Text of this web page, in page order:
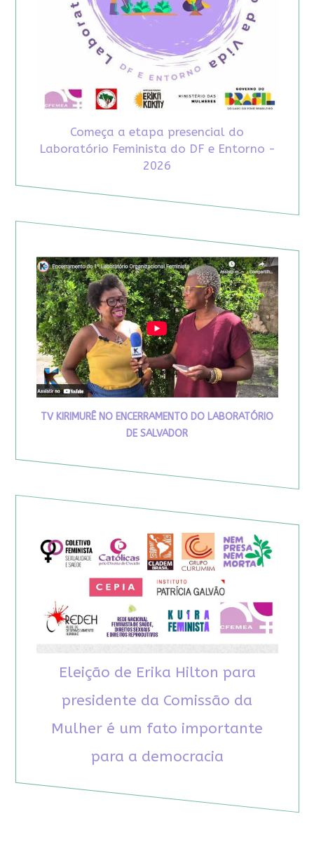
Começa a etapa presencial do
Laboratório Feminista do DF e Entorno -
2026
TV KIRIMURÊ NO ENCERRAMENTO DO LABORATÓRIO
DE SALVADOR
Eleição de Erika Hilton para
presidente da Comissão da
Mulher é um fato importante
para a democracia